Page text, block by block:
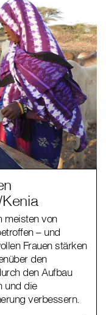
meisten von
– und
Frauen stärken
den
den Aufbau
und die
verbessern.